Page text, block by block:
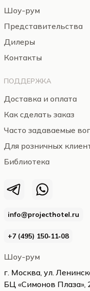
info@projecthotel.ru
+7 (495) 150‑11‑08
Шоу-рум
г. Москва, ул.
БЦ «Симонов Плаза»,
Шоу-рум
Представительства
Дилеры
Контакты
ПОДДЕРЖКА
Доставка и оплата
Как сделать заказ
Часто задаваемые
Для розничных
Библиотека